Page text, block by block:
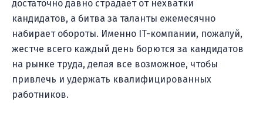
достаточно давно страдает от нехватки
кандидатов, а битва за таланты ежемесячно
набирает обороты. Именно IT-компании, пожалуй,
жестче всего каждый день борются за кандидатов
на рынке труда, делая все возможное, чтобы
привлечь и удержать квалифицированных
работников.